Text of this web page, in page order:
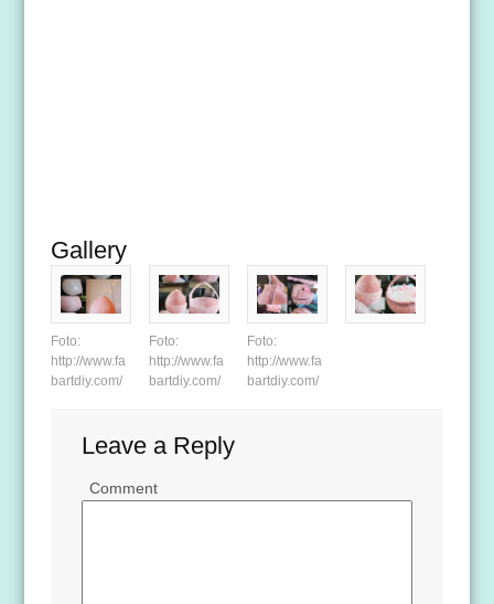
Gallery
Foto:
http://www.fa
bartdiy.com/
Foto:
http://www.fa
bartdiy.com/
Foto:
http://www.fa
bartdiy.com/
Leave a Reply
Comment